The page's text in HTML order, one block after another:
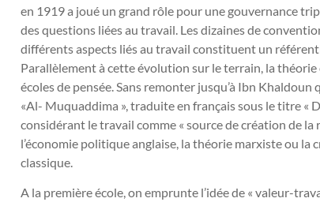
en 1919 a joué un grand rôle pour une gouvernance
des questions liées au travail. Les dizaines de
différents aspects liés au travail constituent un
Parallèlement à cette évolution sur le terrain, la
écoles de pensée. Sans remonter jusqu’à Ibn
«Al- Muquaddima », traduite en français sous le titre «
considérant le travail comme « source de création de la
l’économie politique anglaise, la théorie marxiste ou la
classique.
A la première école, on emprunte l’idée de « valeur-